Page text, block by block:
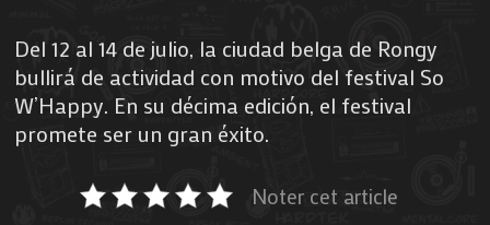
Del 12 al 14 de julio, la ciudad belga de Rongy
bullirá de actividad con motivo del festival So
W’Happy. En su décima edición, el festival
promete ser un gran éxito.
Noter cet article